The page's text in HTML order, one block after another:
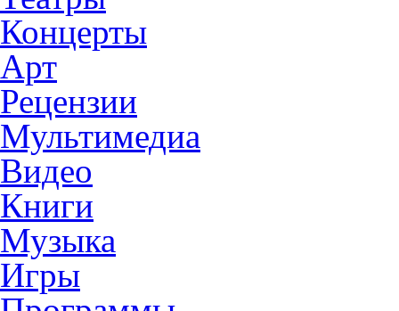
Концерты
Арт
Рецензии
Мультимедиа
Видео
Книги
Музыка
Игры